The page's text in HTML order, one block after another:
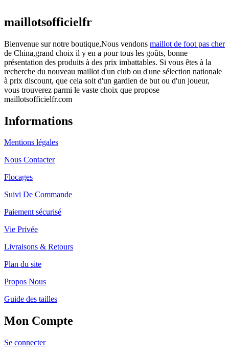
maillotsofficielfr
Bienvenue sur notre boutique,Nous vendons maillot de foot pas cher
de China,grand choix il y en a pour tous les goûts, bonne
présentation des produits à des prix imbattables. Si vous êtes à la
recherche du nouveau maillot d'un club ou d'une sélection nationale
à prix discount, que cela soit d'un gardien de but ou d'un joueur,
vous trouverez parmi le vaste choix que propose
maillotsofficielfr.com
Informations
Mentions légales
Nous Contacter
Flocages
Suivi De Commande
Paiement sécurisé
Vie Privée
Livraisons & Retours
Plan du site
Propos Nous
Guide des tailles
Mon Compte
Se connecter